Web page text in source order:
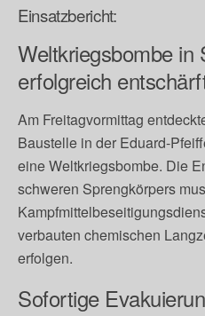
Einsatzbericht:
Weltkriegsbombe in
erfolgreich
Am Freitagvormittag
Baustelle in der Eduard-
eine Weltkriegsbombe. Die
schweren Sprengkörpers
verbauten chemischen
erfolgen.
Sofortige